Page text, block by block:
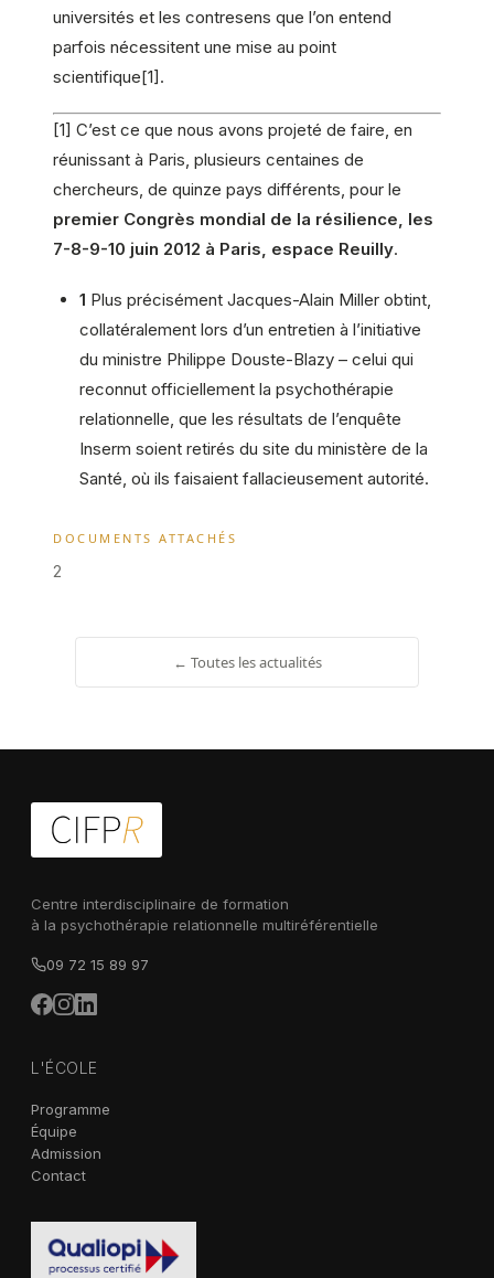
universités et les contresens que l’on entend
parfois nécessitent une mise au point
scientifique[1].
[1] C’est ce que nous avons projeté de faire, en
réunissant à Paris, plusieurs centaines de
chercheurs, de quinze pays différents, pour le
premier Congrès mondial de la résilience, les
7-8-9-10 juin 2012 à Paris, espace Reuilly.
1 Plus précisément Jacques-Alain Miller obtint,
collatéralement lors d’un entretien à l’initiative
du ministre Philippe Douste-Blazy – celui qui
reconnut officiellement la psychothérapie
relationnelle, que les résultats de l’enquête
Inserm soient retirés du site du ministère de la
Santé, où ils faisaient fallacieusement autorité.
DOCUMENTS ATTACHÉS
2
← Toutes les actualités
Centre interdisciplinaire de formation
à la psychothérapie relationnelle multiréférentielle
09 72 15 89 97
L'ÉCOLE
Programme
Équipe
Admission
Contact